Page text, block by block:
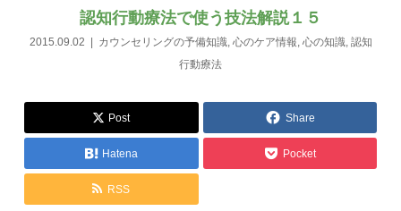
認知行動療法で使う技法解説１５
2015.09.02 カウンセリングの予備知識, 心のケア情報, 心の知識, 認知
行動療法
Post Share
Hatena Pocket
RSS